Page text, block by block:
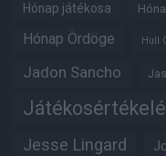
Hónap játékosa
Hónap Ördöge Hull
Jadon Sancho
Jesse Lingard